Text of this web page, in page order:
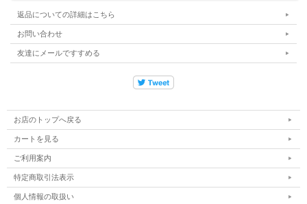
画像をクリックしていただくと拡大画像を閲覧できます。
返品についての詳細はこちら
お問い合わせ
友達にメールですすめる
お店のトップへ戻る
カートを見る
ご利用案内
特定商取引法表示
個人情報の取扱い